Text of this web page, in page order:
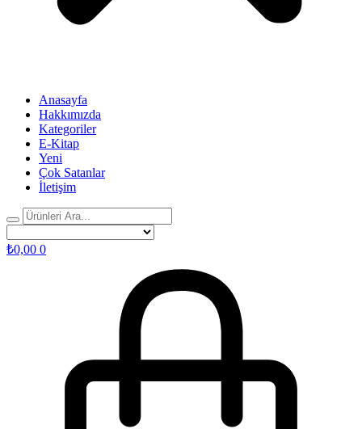
Anasayfa
Hakkımızda
Kategoriler
E-Kitap
Yeni
Çok Satanlar
İletişim
₺0,00 0